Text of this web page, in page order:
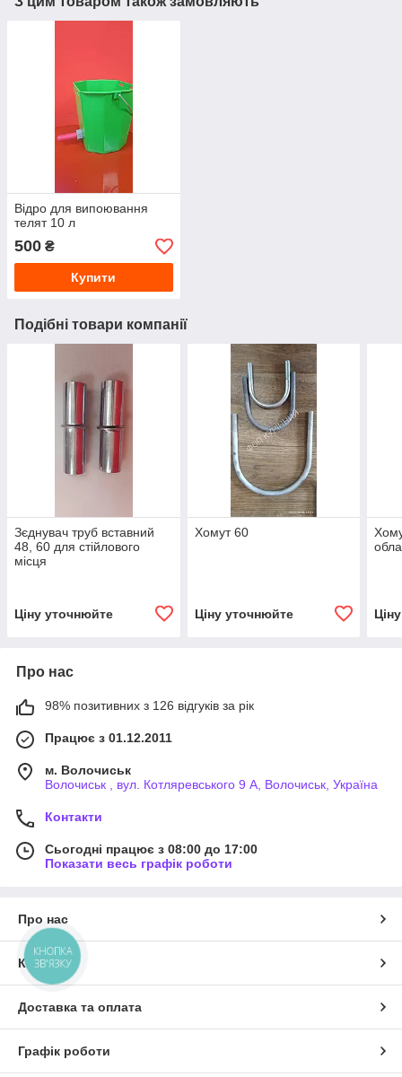
Відро для випоювання
телят 10 л
500 ₴
Купити
Подібні товари компанії
Зєднувач труб вставний
48, 60 для стійлового
місця
Ціну уточнюйте
Хомут 60
Ціну уточнюйте
Про нас
98% позитивних з 126 відгуків за рік
Працює з 01.12.2011
м. Волочиськ
Волочиськ , вул. Котляревського 9 А, Волочиськ, Україна
Контакти
Сьогодні працює з 08:00 до 17:00
Показати весь графік роботи
Про нас
Контакти
Доставка та оплата
Графік роботи
КНОПКА
ЗВ'ЯЗКУ